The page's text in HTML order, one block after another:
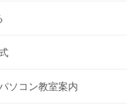
ソコン教室案内